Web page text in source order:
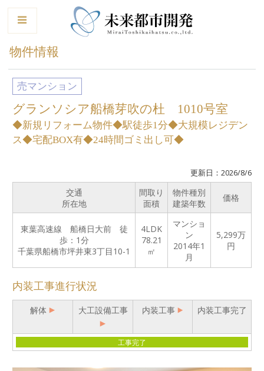
物件情報
売マンション
グランソシア船橋芽吹の杜 1010号室
◆新規リフォーム物件◆駅徒歩1分◆大規模レジデン
ス◆宅配BOX有◆24時間ゴミ出し可◆
更新日：2026/8/6
交通
所在地
間取り
面積
物件種別
建築年数
価格
東葉高速線 船橋日大前 徒
歩：1分
千葉県船橋市坪井東3丁目10-1
4LDK
78.21
㎡
マンショ
ン
2014年1
月
5,299万
円
内装工事進行状況
解体 大工設備工事 内装工事 内装工事完了
工事完了